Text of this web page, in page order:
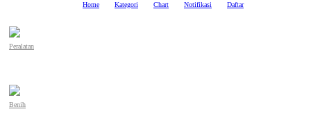
Home Kategori Chart Notifikasi Daftar
Peralatan
Benih